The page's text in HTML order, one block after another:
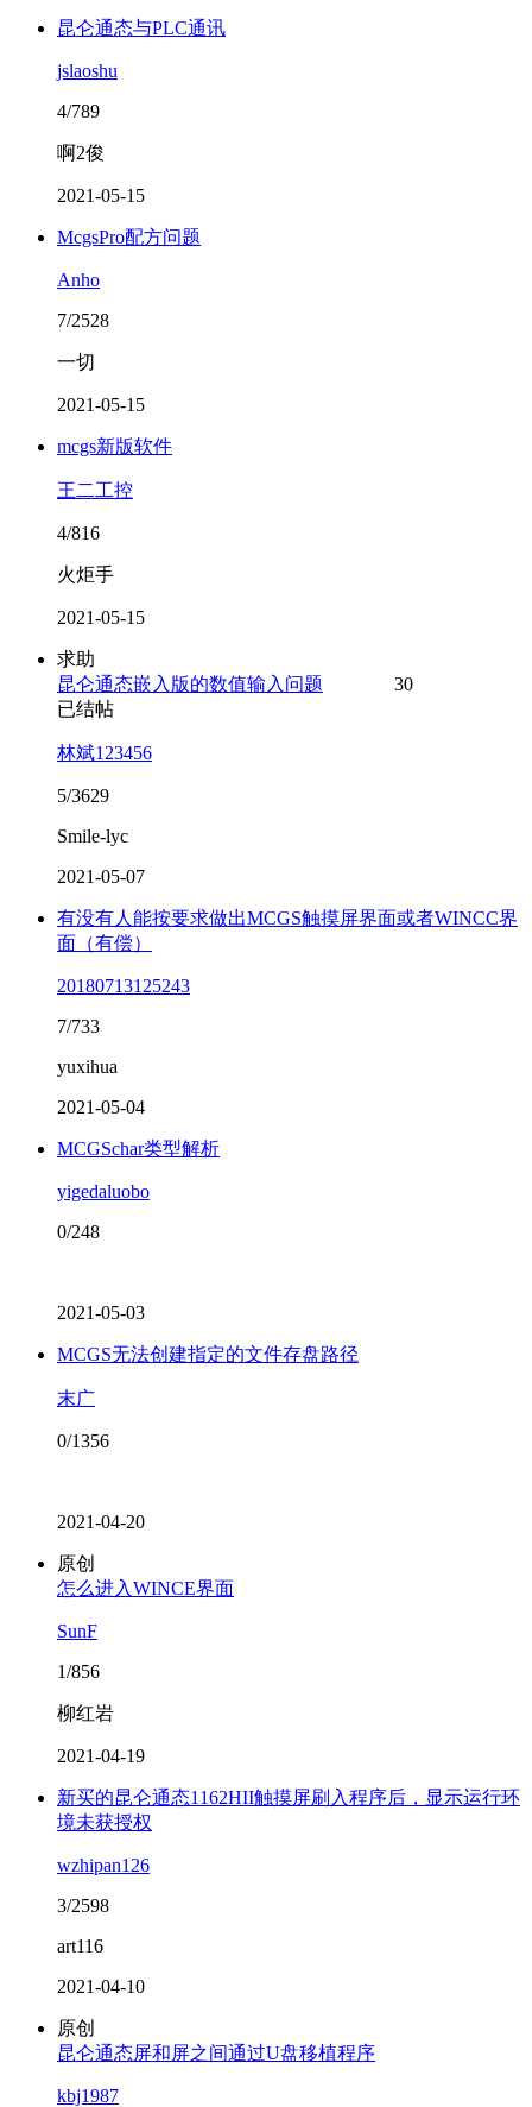
昆仑通态与PLC通讯
jslaoshu
4/789
啊2俊
2021-05-15
McgsPro配方问题
Anho
7/2528
一切
2021-05-15
mcgs新版软件
王二工控
4/816
火炬手
2021-05-15
求助
昆仑通态嵌入版的数值输入问题
30
已结帖
林斌123456
5/3629
Smile-lyc
2021-05-07
有没有人能按要求做出MCGS触摸屏界面或者WINCC界
面（有偿）
20180713125243
7/733
yuxihua
2021-05-04
MCGSchar类型解析
yigedaluobo
0/248
2021-05-03
MCGS无法创建指定的文件存盘路径
末广
0/1356
2021-04-20
原创
怎么进入WINCE界面
SunF
1/856
柳红岩
2021-04-19
新买的昆仑通态1162HII触摸屏刷入程序后，显示运行环
境未获授权
wzhipan126
3/2598
art116
2021-04-10
原创
昆仑通态屏和屏之间通过U盘移植程序
kbj1987